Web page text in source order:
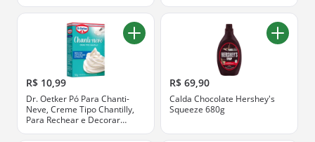
190g
R$ 10,99
Dr. Oetker Pó Para Chanti-
Neve, Creme Tipo Chantilly,
Para Rechear e Decorar
R$ 69,90
Calda Chocolate Hershey's
Squeeze 680g